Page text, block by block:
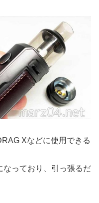
Xなどに使用できる
なっており、引っ張るだ